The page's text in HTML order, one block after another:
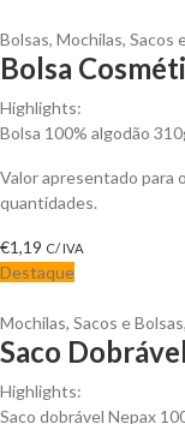
Bolsas, Mochilas, Sacos
Bolsa
Highlights:
Bolsa 100% algodão
Valor apresentado para
quantidades.
€1,19 C/ IVA
Destaque
Mochilas, Sacos e Bolsas,
Saco
Highlights:
Saco dobrável Nepax